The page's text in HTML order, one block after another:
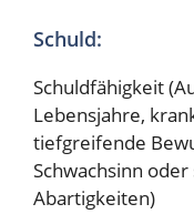
Schuld:
Schuldfähigkeit
Lebensjahre,
tiefgreifende
Schwachsinn
Abartigkeiten)